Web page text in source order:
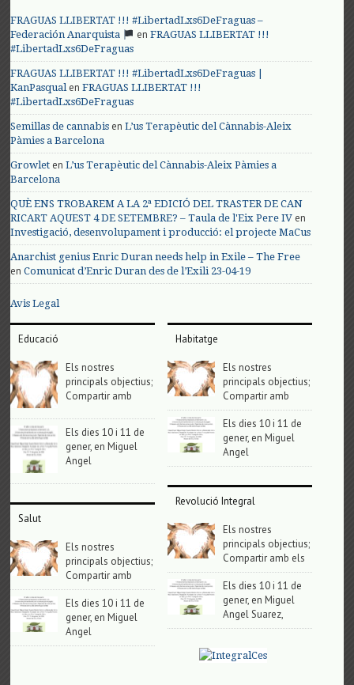
FRAGUAS LLIBERTAT !!! #LibertadLxs6DeFraguas –
Federación Anarquista
enFRAGUAS LLIBERTAT !!!
#LibertadLxs6DeFraguas
FRAGUAS LLIBERTAT !!! #LibertadLxs6DeFraguas |
KanPasqualenFRAGUAS LLIBERTAT !!!
#LibertadLxs6DeFraguas
Semillas de cannabis enL’us Terapèutic del Cànnabis-Aleix
Pàmies a Barcelona
Growlet enL’us Terapèutic del Cànnabis-Aleix Pàmies a
Barcelona
QUÈ ENS TROBAREM A LA 2ª EDICIÓ DEL TRASTER DE CAN
RICART AQUEST 4 DE SETEMBRE? – Taula de l'Eix Pere IV en
Investigació, desenvolupament i producció: el projecte MaCus
Anarchist genius Enric Duran needs help in Exile – The Free
enComunicat d’Enric Duran des de l’Exili 23-04-19
Avis Legal
Educació
Els nostres
principals objectius;
Compartir amb
Els dies 10 i 11 de
gener, en Miguel
Angel
Salut
Els nostres
principals objectius;
Compartir amb
Els dies 10 i 11 de
gener, en Miguel
Angel
Habitatge
Els nostres
principals objectius;
Compartir amb
Els dies 10 i 11 de
gener, en Miguel
Angel
Revolució Integral
Els nostres
principals objectius;
Compartir amb els
Els dies 10 i 11 de
gener, en Miguel
Angel Suarez,